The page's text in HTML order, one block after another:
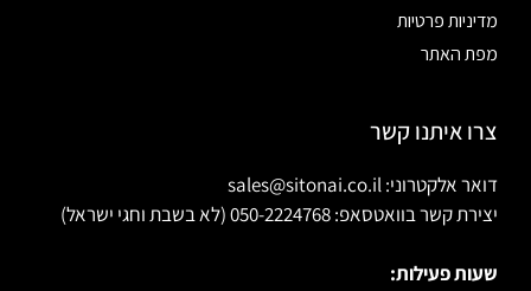
מדיניות פרטיות
מפת האתר
צרו איתנו קשר
דואר אלקטרוני: sales@sitonai.co.il
יצירת קשר בוואטסאפ: 050-2224768 (לא בשבת וחגי ישראל)
שעות פעילות: